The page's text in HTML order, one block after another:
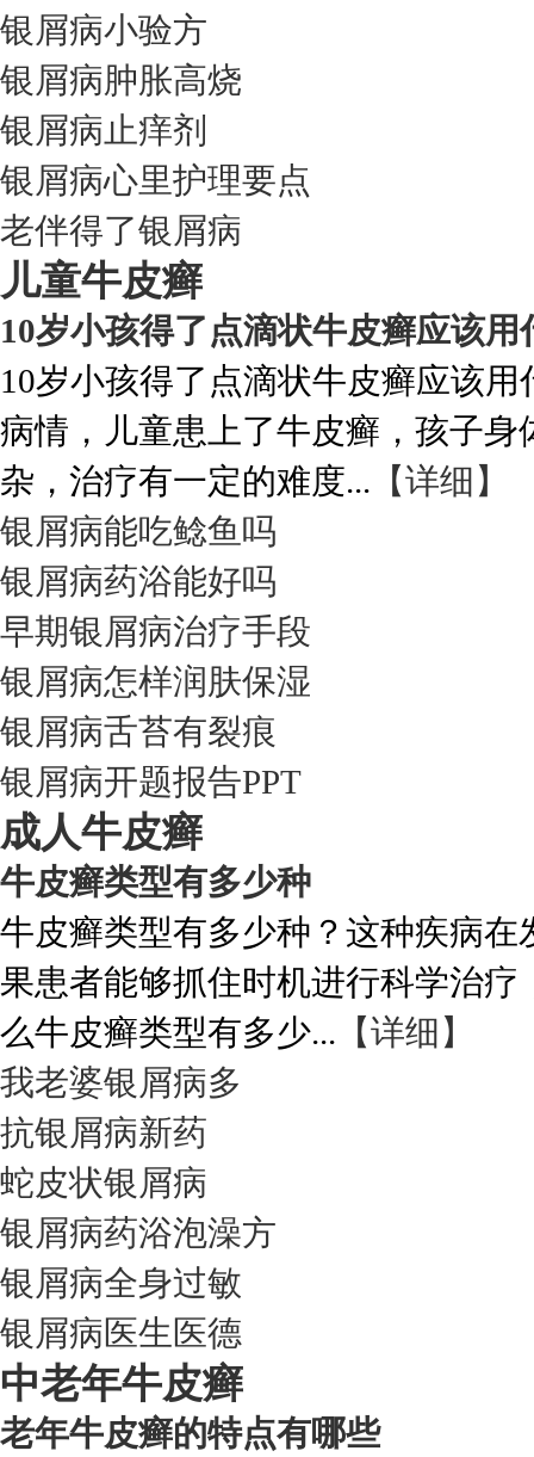
银屑病小验方
银屑病肿胀高烧
银屑病止痒剂
银屑病心里护理要点
老伴得了银屑病
儿童牛皮癣
10岁小孩得了点滴状牛皮癣应该用
10岁小孩得了点滴状牛皮癣应该
病情，儿童患上了牛皮癣，孩子
杂，治疗有一定的难度... 【详细】
银屑病能吃鲶鱼吗
银屑病药浴能好吗
早期银屑病治疗手段
银屑病怎样润肤保湿
银屑病舌苔有裂痕
银屑病开题报告PPT
成人牛皮癣
牛皮癣类型有多少种
牛皮癣类型有多少种？这种疾病
果患者能够抓住时机进行科学治
么牛皮癣类型有多少... 【详细】
我老婆银屑病多
抗银屑病新药
蛇皮状银屑病
银屑病药浴泡澡方
银屑病全身过敏
银屑病医生医德
中老年牛皮癣
老年牛皮癣的特点有哪些